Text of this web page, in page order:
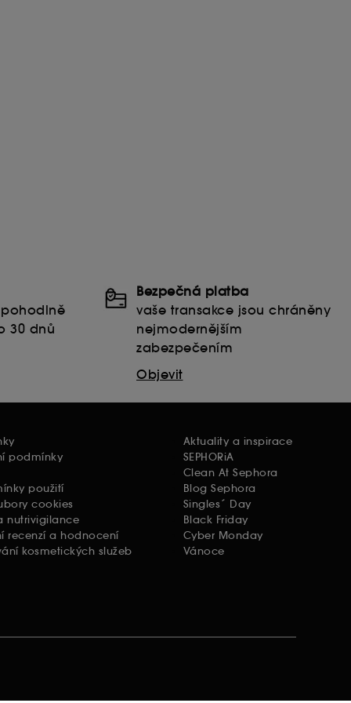
30 dnů
Bezpečná platba
vaše transakce jsou chráněny
nejmodernějším
zabezpečením
Objevit
podmínky
použití
cookies
nutrivigilance
recenzí a hodnocení
kosmetických služeb
Aktuality a inspirace
SEPHORiA
Clean At Sephora
Blog Sephora
Singles´ Day
Black Friday
Cyber Monday
Vánoce